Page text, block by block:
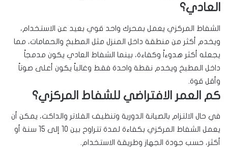
العادي؟
الشفاط المركزي يعمل بمحرك واحد قوي بعيد عن الاستخدام،
ويخدم أكثر من منطقة داخل المنزل مثل المطبخ والحمامات، مما
يجعله أكثر هدوءاً وكفاءة، بينما الشفاط العادي يكون مدمجاً
داخل المطبخ ويخدم نقطة واحدة فقط وغالباً يكون أعلى صوتاً
وأقل قوة.
كم العمر الافتراضي للشفاط المركزي؟
في حال الالتزام بالصيانة الدورية وتنظيف الفلاتر والداكت، يمكن أن
يعمل الشفاط المركزي بكفاءة لمدة تتراوح بين 10 إلى 15 سنة أو
أكثر، حسب جودة الجهاز وطريقة الاستخدام.